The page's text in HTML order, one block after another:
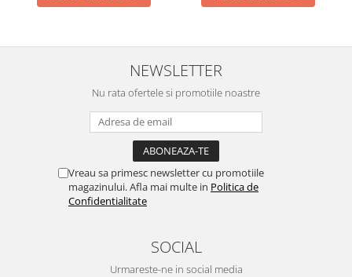
NEWSLETTER
Nu rata ofertele si promotiile noastre
Vreau sa primesc newsletter cu promotiile
magazinului. Afla mai multe in Politica de
Confidentialitate
SOCIAL
Urmareste-ne in social media